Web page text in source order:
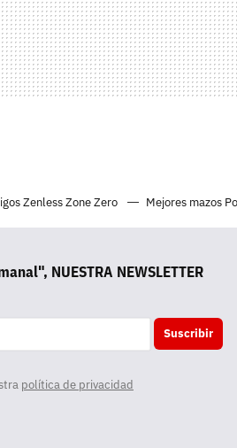
Zenless Zone Zero Mejores mazos
NUESTRA NEWSLETTER
Suscribir
política de privacidad